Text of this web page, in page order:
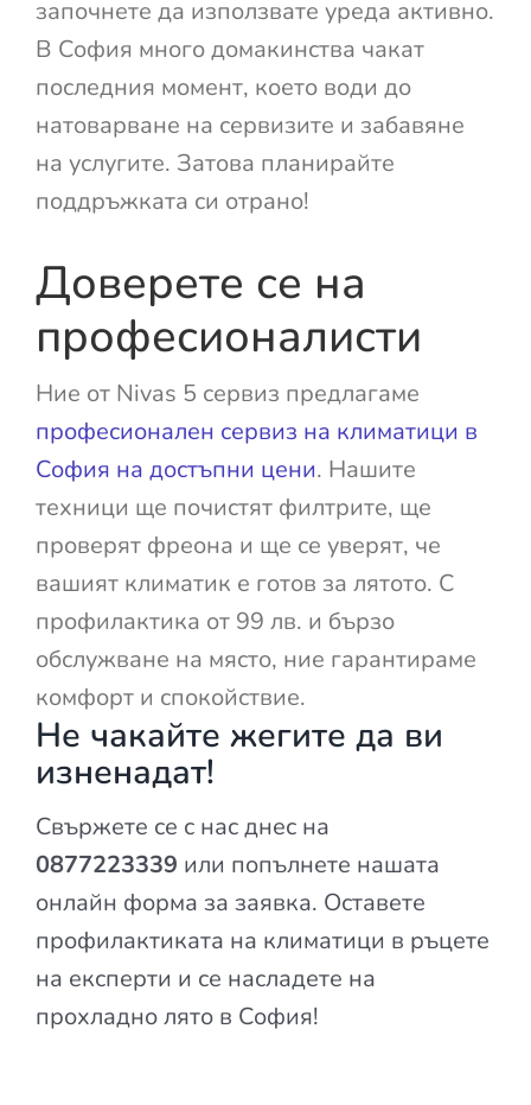
започнете да използвате уреда активно.
В София много домакинства чакат
последния момент, което води до
натоварване на сервизите и забавяне
на услугите. Затова планирайте
поддръжката си отрано!
Доверете се на
професионалисти
Ние от Nivas 5 сервиз предлагаме
професионален сервиз на климатици в
София на достъпни цени. Нашите
техници ще почистят филтрите, ще
проверят фреона и ще се уверят, че
вашият климатик е готов за лятото. С
профилактика от 99 лв. и бързо
обслужване на място, ние гарантираме
комфорт и спокойствие.
Не чакайте жегите да ви
изненадат!
Свържете се с нас днес на
0877223339 или попълнете нашата
онлайн форма за заявка. Оставете
профилактиката на климатици в ръцете
на експерти и се насладете на
прохладно лято в София!